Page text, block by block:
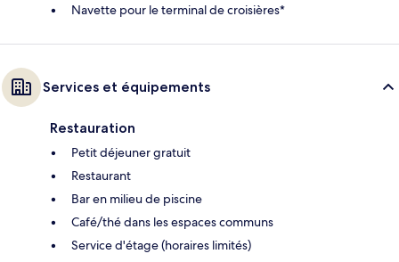
Navette pour le terminal de croisières*
Services et équipements
Restauration
Petit déjeuner gratuit
Restaurant
Bar en milieu de piscine
Café/thé dans les espaces communs
Service d'étage (horaires limités)